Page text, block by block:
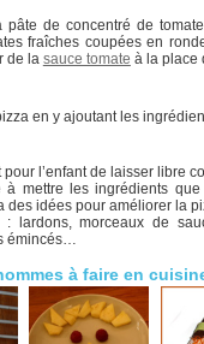
pâte de concentré de
fraîches coupées en
de la sauce tomate à la place
en y ajoutant les
pour l’enfant de laisser libre
à mettre les ingrédients
des idées pour améliorer la
: lardons, morceaux de
émincés…
à faire en